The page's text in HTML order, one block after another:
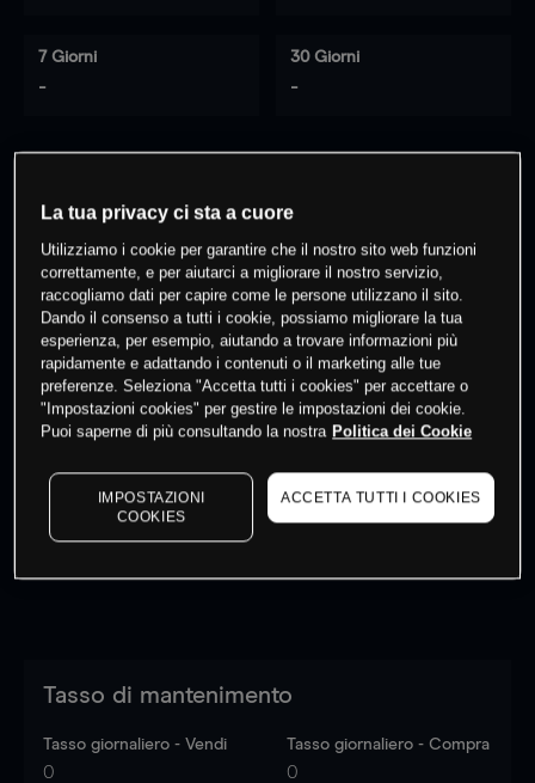
7 Giorni
-
30 Giorni
-
questo prodotto
Fai trading
Log into see latest market data
Tasso di mantenimento
Tasso giornaliero - Vendi
0
Tasso giornaliero - Compra
0
La tua privacy ci sta a cuore
Utilizziamo i cookie per garantire che il nostro sito web funzioni
correttamente, e per aiutarci a migliorare il nostro servizio,
raccogliamo dati per capire come le persone utilizzano il sito.
Dando il consenso a tutti i cookie, possiamo migliorare la tua
esperienza, per esempio, aiutando a trovare informazioni più
rapidamente e adattando i contenuti o il marketing alle tue
preferenze. Seleziona "Accetta tutti i cookies" per accettare o
"Impostazioni cookies" per gestire le impostazioni dei cookie.
Puoi saperne di più consultando la nostra Politica dei Cookie
IMPOSTAZIONI
COOKIES
ACCETTA TUTTI I COOKIES